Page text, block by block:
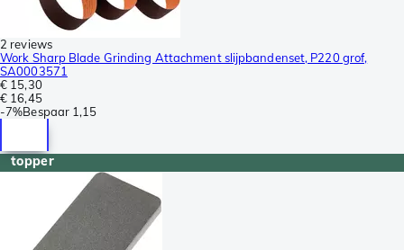
2 reviews
Work Sharp Blade Grinding Attachment slijpbandenset, P220 grof,
SA0003571
€ 15,30
€ 16,45
-7%Bespaar 1,15
topper